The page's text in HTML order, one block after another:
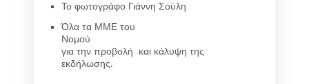
Το φωτογράφο Γιάννη Σούλη
Όλα τα ΜΜΕ του
Νομού
για την προβολή και κάλυψη της
εκδήλωσης.